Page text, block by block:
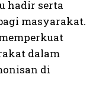
hadir serta
masyarakat.
dalam
di